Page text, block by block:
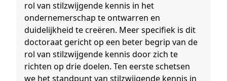
rol van stilzwijgende kennis in het
ondernemerschap te ontwarren en
duidelijkheid te creëren. Meer specifiek is dit
doctoraat gericht op een beter begrip van de
rol van stilzwijgende kennis door zich te
richten op drie doelen. Ten eerste schetsen
we het standpunt van stilzwijgende kennis in